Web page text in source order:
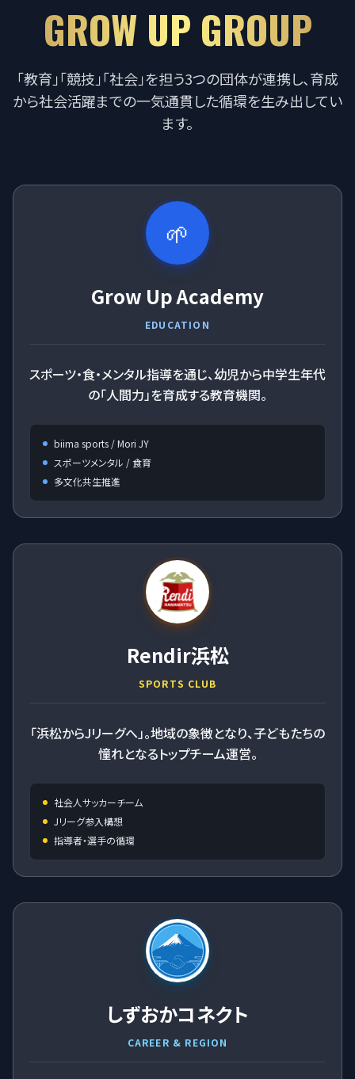
GROW UP GROUP
「教育」「競技」「社会」を担う3つの団体が連携し、育成
から社会活躍までの一気通貫した循環を生み出してい
ます。
🌱
Grow Up Academy
EDUCATION
スポーツ・食・メンタル指導を通じ、幼児から中学生年代
の「人間力」を育成する教育機関。
biima sports / Mori JY
スポーツメンタル / 食育
多文化共生推進
Rendir浜松
SPORTS CLUB
「浜松からJリーグへ」。地域の象徴となり、子どもたちの
憧れとなるトップチーム運営。
社会人サッカーチーム
Jリーグ参入構想
指導者・選手の循環
しずおかコネクト
CAREER & REGION